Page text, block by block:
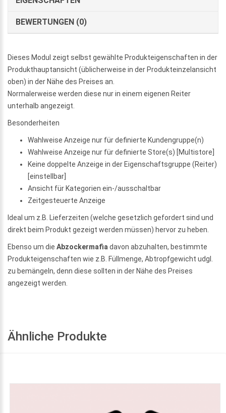
BEWERTUNGEN (0)
Dieses Modul zeigt selbst gewählte Produkteigenschaften in der
Produkthauptansicht (üblicherweise in der Produkteinzelansicht
oben) in der Nähe des Preises an.
Normalerweise werden diese nur in einem eigenen Reiter
unterhalb angezeigt.
Besonderheiten
Wahlweise Anzeige nur für definierte Kundengruppe(n)
Wahlweise Anzeige nur für definierte Store(s) [Multistore]
Keine doppelte Anzeige in der Eigenschaftsgruppe (Reiter)
[einstellbar]
Ansicht für Kategorien ein-/ausschaltbar
Zeitgesteuerte Anzeige
Ideal um z.B. Lieferzeiten (welche gesetzlich gefordert sind und
direkt beim Produkt gezeigt werden müssen) hervor zu heben.
Ebenso um die Abzockermafia davon abzuhalten, bestimmte
Produkteigenschaften wie z.B. Füllmenge, Abtropfgewicht udgl.
zu bemängeln, denn diese sollten in der Nähe des Preises
angezeigt werden.
Ähnliche Produkte